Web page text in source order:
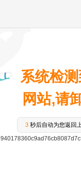
系统检
网站,请
3 秒后自动为您返回